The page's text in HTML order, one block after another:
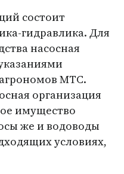
состоит
гидравлика. Для
насосная
МТС.
организация
имущество
же и водоводы
условиях,